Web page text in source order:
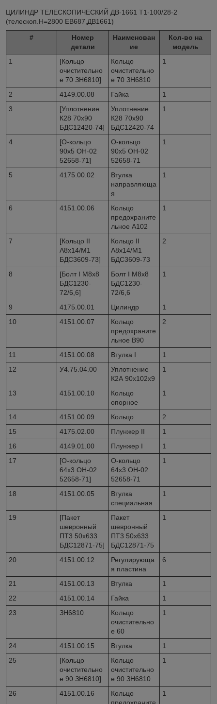
ЦИЛИНДР ТЕЛЕСКОПИЧЕСКИЙ ДВ-1661 Т1-100/28-2
(телескоп.Н=2800 ЕВ687,ДВ1661)
#
Номер
детали
Наименован
ие
Кол-во на
модель
1
[Кольцо
очистительно
е 70 ЗН6810]
Кольцо
очистительно
е 70 ЗН6810
1
2 4149.00.08 Гайка
1
3
[Уплотнение
К28 70х90
БДС12420-74]
Уплотнение
К28 70х90
БДС12420-74
1
4
[О-кольцо
90х5 ОН-02
52658-71]
О-кольцо
90х5 ОН-02
52658-71
1
5 4175.00.02
Втулка
направляюща
я
1
6 4151.00.06
Кольцо
предохраните
льное А102
1
7
[Кольцо II
А8х14/М1
БДС3609-73]
Кольцо II
А8х14/М1
БДС3609-73
2
8
[Болт I М8х8
БДС1230-
72/6,6]
Болт I М8х8
БДС1230-
72/6,6
1
9 4175.00.01 Цилиндр
1
10
4151.00.07
Кольцо
предохраните
льное В90
2
11 4151.00.08 Втулка I
1
12
У4.75.04.00
Уплотнение
К2А 90х102х9
1
13 4151.00.10
Кольцо
опорное
1
14 4151.00.09 Кольцо
2
15
4175.02.00 Плунжер II
1
16
4149.01.00 Плунжер I
1
17
[О-кольцо
64х3 ОН-02
52658-71]
О-кольцо
64х3 ОН-02
52658-71
1
18 4151.00.05
Втулка
специальная
1
19
[Пакет
шевронный
ПТ3 50х633
БДС12871-75]
Пакет
шевронный
ПТ3 50х633
БДС12871-75
1
20 4151.00.12
Регулирующа
я пластина
6
21 4151.00.13 Втулка
1
22
4151.00.14 Гайка
1
23
ЗН6810
Кольцо
очистительно
е 60
1
24 4151.00.15 Втулка
1
25
[Кольцо
очистительно
е 90 ЗН6810]
Кольцо
очистительно
е 90 ЗН6810
1
26 4151.00.16
Кольцо
предохраните
1